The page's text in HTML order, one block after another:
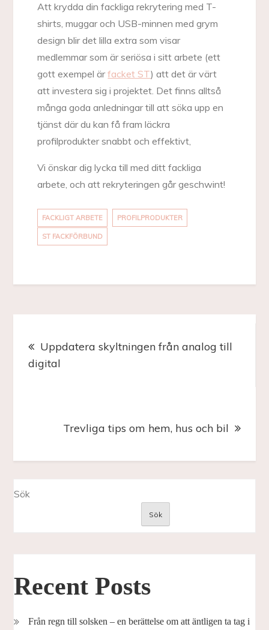
Att krydda din fackliga rekrytering med T-
shirts, muggar och USB-minnen med grym
design blir det lilla extra som visar
medlemmar som är seriösa i sitt arbete (ett
gott exempel ärfacket ST) att det är värt
att investera sig i projektet. Det finns alltså
många goda anledningar till att söka upp en
tjänst där du kan få fram läckra
profilprodukter snabbt och effektivt,
Vi önskar dig lycka till med ditt fackliga
arbete, och att rekryteringen går geschwint!
FACKLIGT ARBETE PROFILPRODUKTER
ST FACKFÖRBUND
Inläggsnavigering
Uppdatera skyltningen från analog till
digital
Trevliga tips om hem, hus och bil
Sök
Sök
Recent Posts
Från regn till solsken – en berättelse om att äntligen ta tag i